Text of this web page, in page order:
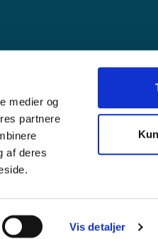
medier og
partnere
af deres
Vis detaljer